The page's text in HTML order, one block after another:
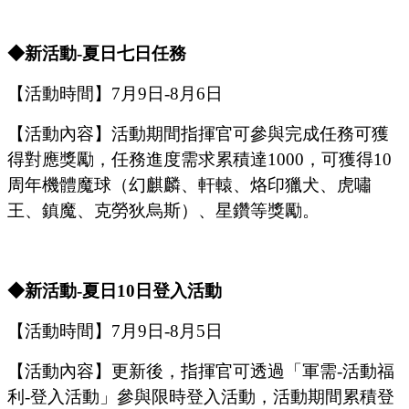
◆新活動-夏日七日任務
【活動時間】 7月 9 日-8月 6 日
【活動內容】活動期間指揮官可參與完成任務可獲
得對應獎勵，任務進度需求累積達1000，可獲得10
周年機體魔球 （幻麒麟、軒轅、烙印獵犬、虎嘯
王、鎮魔、克勞狄烏斯） 、星鑽等獎勵。
◆新活動-夏日10 日登入活動
【活動時間】 7月 9 日-8月 5 日
【活動內容】更新後，指揮官可透過「軍需-活動福
利-登入活動」參與限時登入活動，活動期間累積登